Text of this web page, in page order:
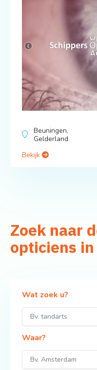
Beuningen,
Gelderland
Bekijk
Zoek naar
opticiens
Wat zoek u?
Waar?